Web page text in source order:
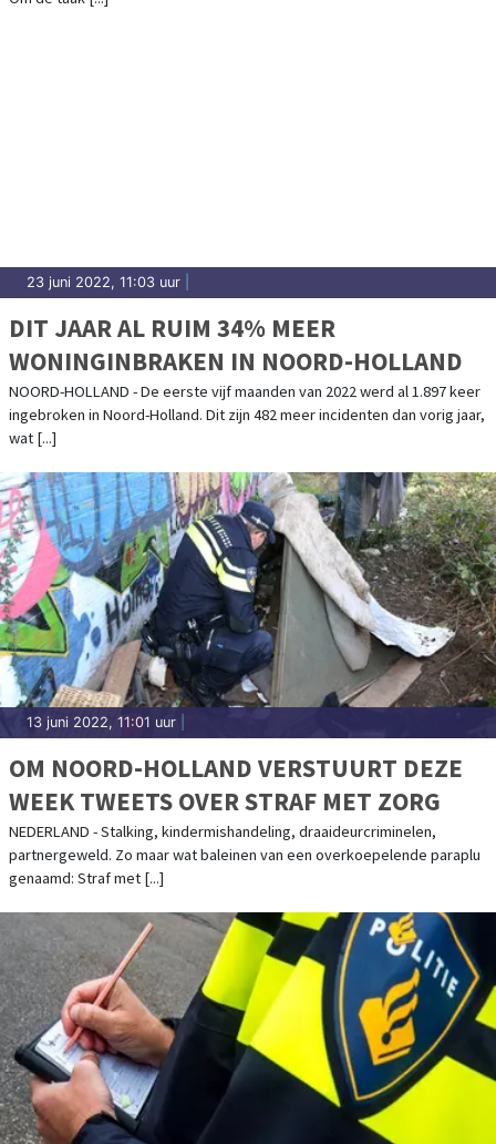
23 juni 2022, 11:03 uur
DIT JAAR AL RUIM 34% MEER
WONINGINBRAKEN IN NOORD-HOLLAND
NOORD-HOLLAND - De eerste vijf maanden van 2022 werd al 1.897 keer
ingebroken in Noord-Holland. Dit zijn 482 meer incidenten dan vorig jaar,
wat [...]
13 juni 2022, 11:01 uur
OM NOORD-HOLLAND VERSTUURT DEZE
WEEK TWEETS OVER STRAF MET ZORG
NEDERLAND - Stalking, kindermishandeling, draaideurcriminelen,
partnergeweld. Zo maar wat baleinen van een overkoepelende paraplu
genaamd: Straf met [...]